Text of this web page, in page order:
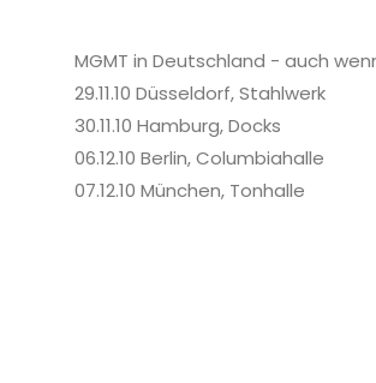
MGMT in Deutschland - auch
29.11.10 Düsseldorf, Stahlwerk
30.11.10 Hamburg, Docks
06.12.10 Berlin, Columbiahalle
07.12.10 München, Tonhalle